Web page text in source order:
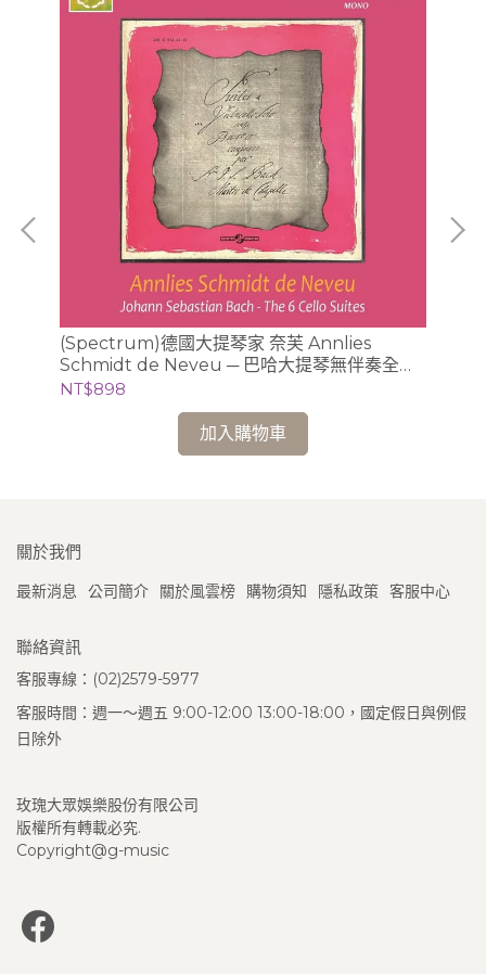
(Spectrum)德國大提琴家 奈芙 Annlies
Schmidt de Neveu ─ 巴哈大提琴無伴奏全曲
錄音 2CD (Ducretet-Thomson版)
NT$898
加入購物車
關於我們
最新消息 公司簡介 關於風雲榜 購物須知 隱私政策 客服中心
聯絡資訊
客服專線：(02)2579-5977
客服時間：週一～週五 9:00-12:00 13:00-18:00，國定假日與例假
日除外
玫瑰大眾娛樂股份有限公司
版權所有轉載必究.
Copyright@g-music